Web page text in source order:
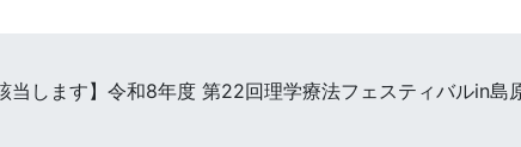
当します】令和8年度 第22回理学療法フェスティバル